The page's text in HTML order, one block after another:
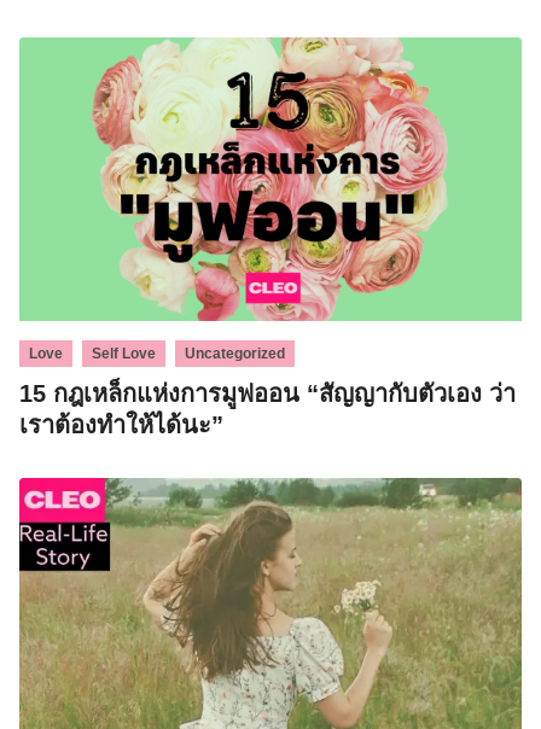
Love Self Love Uncategorized
15 กฎเหล็กแห่งการมูฟออน “สัญญากับตัวเอง ว่า
เราต้องทำให้ได้นะ”